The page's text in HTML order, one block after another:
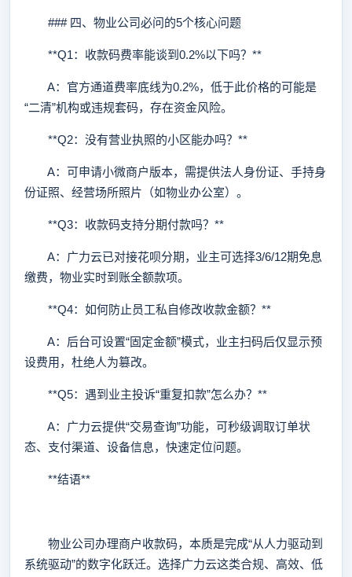
### 四、物业公司必问的5个核心问题
**Q1：收款码费率能谈到0.2%以下吗？**
A：官方通道费率底线为0.2%，低于此价格的可能是
“二清”机构或违规套码，存在资金风险。
**Q2：没有营业执照的小区能办吗？**
A：可申请小微商户版本，需提供法人身份证、手持身
份证照、经营场所照片（如物业办公室）。
**Q3：收款码支持分期付款吗？**
A：广力云已对接花呗分期，业主可选择3/6/12期免息
缴费，物业实时到账全额款项。
**Q4：如何防止员工私自修改收款金额？**
A：后台可设置“固定金额”模式，业主扫码后仅显示预
设费用，杜绝人为篡改。
**Q5：遇到业主投诉“重复扣款”怎么办？**
A：广力云提供“交易查询”功能，可秒级调取订单状
态、支付渠道、设备信息，快速定位问题。
**结语**
物业公司办理商户收款码，本质是完成“从人力驱动到
系统驱动”的数字化跃迁。选择广力云这类合规、高效、低